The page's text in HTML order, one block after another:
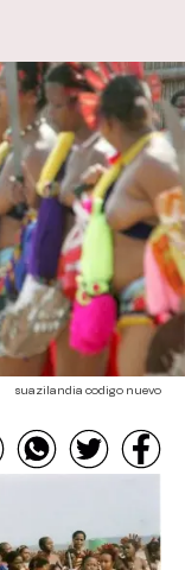
suazilandia codigo nuevo